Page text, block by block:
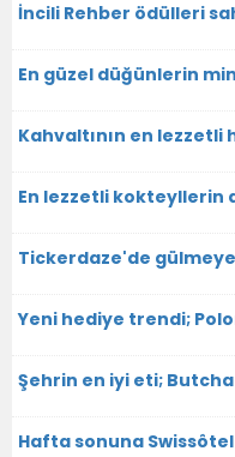
İncili Rehber ödülleri
En güzel düğünlerin
Kahvaltının en
En lezzetli kokteyllerin
Tickerdaze'de gülmeye
Yeni hediye trendi;
Şehrin en iyi eti;
Hafta sonuna